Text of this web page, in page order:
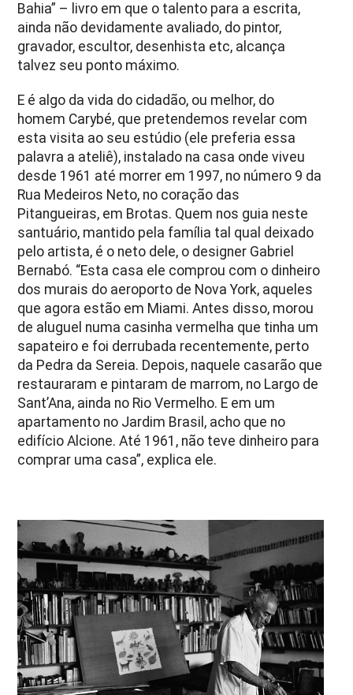
Bahia” – livro em que o talento para a escrita,
ainda não devidamente avaliado, do pintor,
gravador, escultor, desenhista etc, alcança
talvez seu ponto máximo.
E é algo da vida do cidadão, ou melhor, do
homem Carybé, que pretendemos revelar com
esta visita ao seu estúdio (ele preferia essa
palavra a ateliê), instalado na casa onde viveu
desde 1961 até morrer em 1997, no número 9 da
Rua Medeiros Neto, no coração das
Pitangueiras, em Brotas. Quem nos guia neste
santuário, mantido pela família tal qual deixado
pelo artista, é o neto dele, o designer Gabriel
Bernabó. “Esta casa ele comprou com o dinheiro
dos murais do aeroporto de Nova York, aqueles
que agora estão em Miami. Antes disso, morou
de aluguel numa casinha vermelha que tinha um
sapateiro e foi derrubada recentemente, perto
da Pedra da Sereia. Depois, naquele casarão que
restauraram e pintaram de marrom, no Largo de
Sant’Ana, ainda no Rio Vermelho. E em um
apartamento no Jardim Brasil, acho que no
edifício Alcione. Até 1961, não teve dinheiro para
comprar uma casa”, explica ele.